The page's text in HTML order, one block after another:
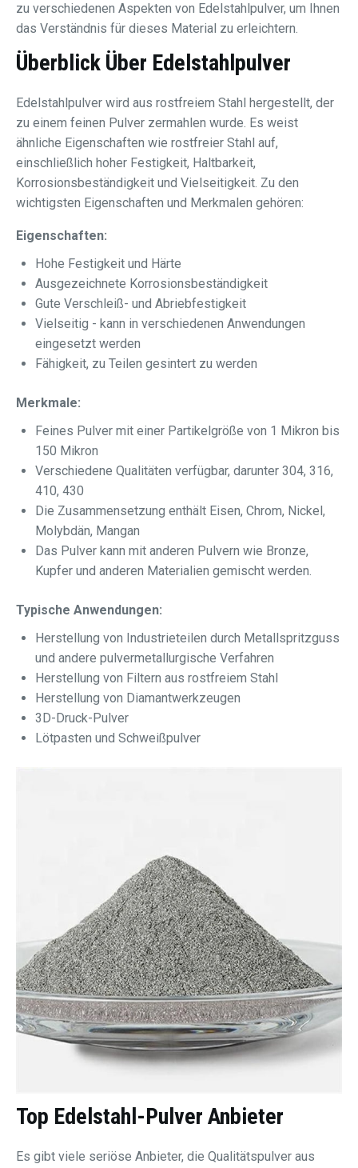
zu verschiedenen Aspekten von Edelstahlpulver, um Ihnen
das Verständnis für dieses Material zu erleichtern.
Überblick Über Edelstahlpulver
Edelstahlpulver wird aus rostfreiem Stahl hergestellt, der
zu einem feinen Pulver zermahlen wurde. Es weist
ähnliche Eigenschaften wie rostfreier Stahl auf,
einschließlich hoher Festigkeit, Haltbarkeit,
Korrosionsbeständigkeit und Vielseitigkeit. Zu den
wichtigsten Eigenschaften und Merkmalen gehören:
Eigenschaften:
Hohe Festigkeit und Härte
Ausgezeichnete Korrosionsbeständigkeit
Gute Verschleiß- und Abriebfestigkeit
Vielseitig - kann in verschiedenen Anwendungen
eingesetzt werden
Fähigkeit, zu Teilen gesintert zu werden
Merkmale:
Feines Pulver mit einer Partikelgröße von 1 Mikron bis
150 Mikron
Verschiedene Qualitäten verfügbar, darunter 304, 316,
410, 430
Die Zusammensetzung enthält Eisen, Chrom, Nickel,
Molybdän, Mangan
Das Pulver kann mit anderen Pulvern wie Bronze,
Kupfer und anderen Materialien gemischt werden.
Typische Anwendungen:
Herstellung von Industrieteilen durch Metallspritzguss
und andere pulvermetallurgische Verfahren
Herstellung von Filtern aus rostfreiem Stahl
Herstellung von Diamantwerkzeugen
3D-Druck-Pulver
Lötpasten und Schweißpulver
Top Edelstahl-Pulver Anbieter
Es gibt viele seriöse Anbieter, die Qualitätspulver aus